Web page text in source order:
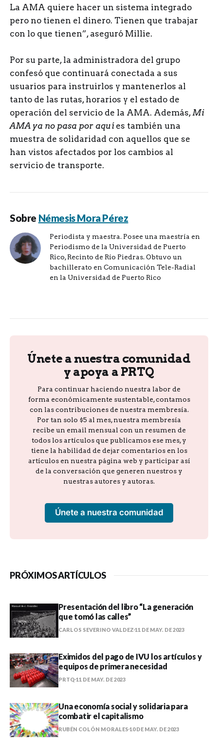
La AMA quiere hacer un sistema integrado
pero no tienen el dinero. Tienen que trabajar
con lo que tienen”, aseguró Millie.
Por su parte, la administradora del grupo
confesó que continuará conectada a sus
usuarios para instruirlos y mantenerlos al
tanto de las rutas, horarios y el estado de
operación del servicio de la AMA. Además,Mi
AMA ya no pasa por aquí es también una
muestra de solidaridad con aquellos que se
han vistos afectados por los cambios al
servicio de transporte.
Sobre Némesis Mora Pérez
Periodista y maestra. Posee una maestría en
Periodismo de la Universidad de Puerto
Rico, Recinto de Río Piedras. Obtuvo un
bachillerato en Comunicación Tele-Radial
en la Universidad de Puerto Rico
Únete a nuestra comunidad
y apoya a PRTQ
Para continuar haciendo nuestra labor de
forma económicamente sustentable, contamos
con las contribuciones de nuestra membresía.
Por tan solo $5 al mes, nuestra membresía
recibe un email mensual con un resumen de
todos los artículos que publicamos ese mes, y
tiene la habilidad de dejar comentarios en los
artículos en nuestra página web y participar así
de la conversación que generen nuestros y
nuestras autores y autoras.
Únete a nuestra comunidad
PRÓXIMOS ARTÍCULOS
Presentación del libro “La generación
que tomó las calles”
CARLOS SEVERINO VALDEZ 11 DE MAY. DE 2023
Eximidos del pago de IVU los artículos y
equipos de primera necesidad
PRTQ 11 DE MAY. DE 2023
Una economía social y solidaria para
combatir el capitalismo
RUBÉN COLÓN MORALES 10 DE MAY. DE 2023